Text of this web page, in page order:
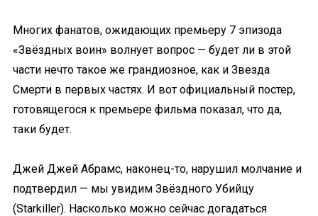
Многих фанатов, ожидающих премьеру 7 эпизода
«Звёздных воин» волнует вопрос — будет ли в этой
части нечто такое же грандиозное, как и Звезда
Смерти в первых частях. И вот официальный постер,
готовящегося к премьере фильма показал, что да,
таки будет.
Джей Джей Абрамс, наконец-то, нарушил молчание и
подтвердил — мы увидим Звёздного Убийцу
(Starkiller). Насколько можно сейчас догадаться